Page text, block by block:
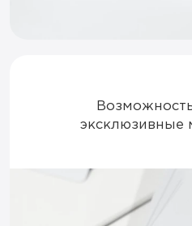
эксклюзивные